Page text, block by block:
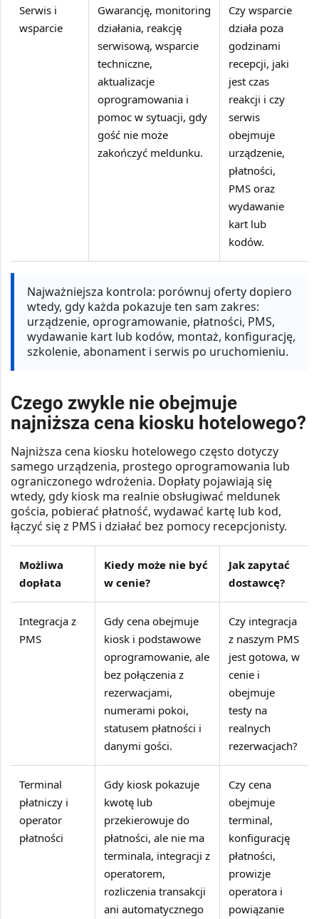
Serwis i
wsparcie
Gwarancję, monitoring
działania, reakcję
serwisową, wsparcie
techniczne,
aktualizacje
oprogramowania i
pomoc w sytuacji, gdy
gość nie może
zakończyć meldunku.
Czy wsparcie
działa poza
godzinami
recepcji, jaki
jest czas
reakcji i czy
serwis
obejmuje
urządzenie,
płatności,
PMS oraz
wydawanie
kart lub
kodów.
Najważniejsza kontrola: porównuj oferty dopiero
wtedy, gdy każda pokazuje ten sam zakres:
urządzenie, oprogramowanie, płatności, PMS,
wydawanie kart lub kodów, montaż, konfigurację,
szkolenie, abonament i serwis po uruchomieniu.
Czego zwykle nie obejmuje
najniższa cena kiosku hotelowego?
Najniższa cena kiosku hotelowego często dotyczy
samego urządzenia, prostego oprogramowania lub
ograniczonego wdrożenia. Dopłaty pojawiają się
wtedy, gdy kiosk ma realnie obsługiwać meldunek
gościa, pobierać płatność, wydawać kartę lub kod,
łączyć się z PMS i działać bez pomocy recepcjonisty.
Możliwa
dopłata
Kiedy może nie być
w cenie?
Jak zapytać
dostawcę?
Integracja z
PMS
Gdy cena obejmuje
kiosk i podstawowe
oprogramowanie, ale
bez połączenia z
rezerwacjami,
numerami pokoi,
statusem płatności i
danymi gości.
Czy integracja
z naszym PMS
jest gotowa, w
cenie i
obejmuje
testy na
realnych
rezerwacjach?
Terminal
płatniczy i
operator
płatności
Gdy kiosk pokazuje
kwotę lub
przekierowuje do
płatności, ale nie ma
terminala, integracji z
operatorem,
rozliczenia transakcji
ani automatycznego
Czy cena
obejmuje
terminal,
konfigurację
płatności,
prowizje
operatora i
powiązanie